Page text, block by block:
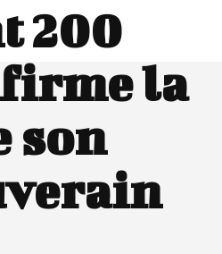
200
la
son